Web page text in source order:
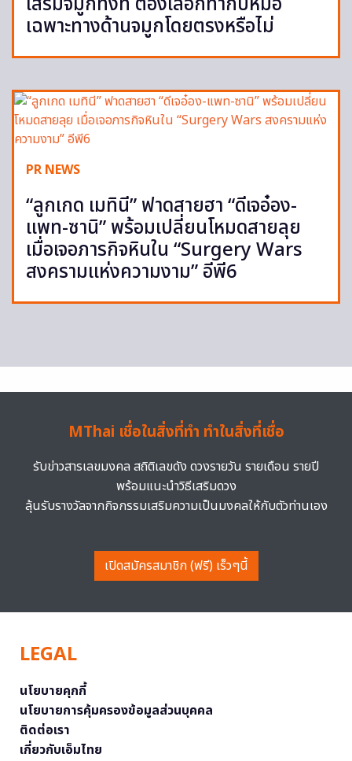
เฉพาะทางด้านจมูกโดยตรงหรือไม่
PR NEWS
“ลูกเกด เมทินี” ฟาดสายฮา “ดีเจอ๋อง-
แพท-ซานิ” พร้อมเปลี่ยนโหมดสายลุย
เมื่อเจอภารกิจหินใน “Surgery Wars
สงครามแห่งความงาม” อีพี6
MThai เชื่อในสิ่งที่ทำ ทำในสิ่งที่เชื่อ
รับข่าวสารเลขมงคล สถิติเลขดัง ดวงรายวัน รายเดือน รายปี
พร้อมแนะนำวิธีเสริมดวง
ลุ้นรับรางวัลจากกิจกรรมเสริมความเป็นมงคลให้กับตัวท่านเอง
เปิดสมัครสมาชิก (ฟรี) เร็วๆนี้
LEGAL
นโยบายคุกกี้
นโยบายการคุ้มครองข้อมูลส่วนบุคคล
ติดต่อเรา
เกี่ยวกับเอ็มไทย